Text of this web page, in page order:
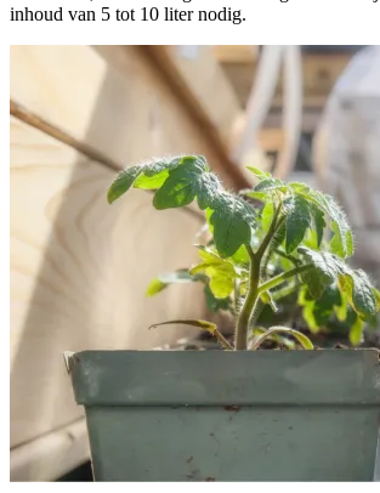
inhoud van 5 tot 10 liter nodig.